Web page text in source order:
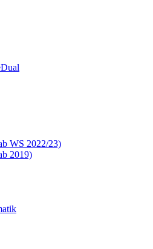
WS 2022/23)
2019)